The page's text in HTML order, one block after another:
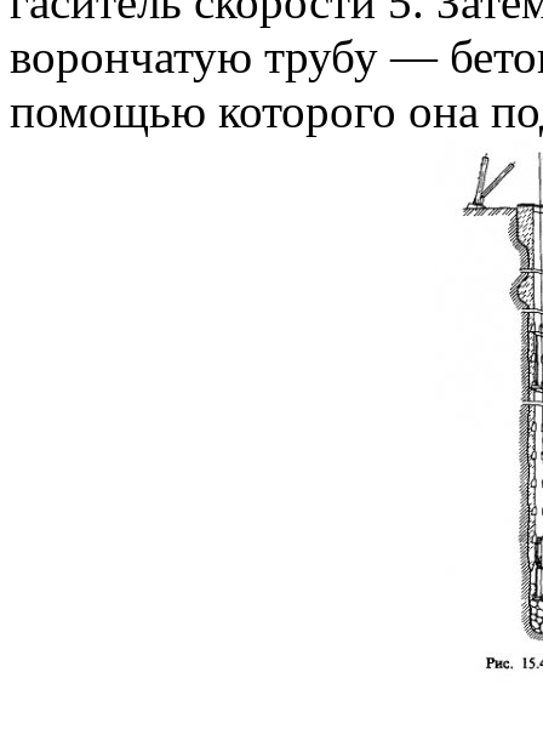
ворончатую трубу —
помощью которого она